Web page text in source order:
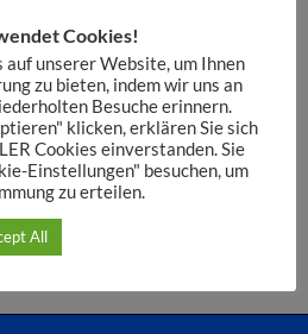
um einen Kommentar abzugeben.
um Spam zu reduzieren.
verarbeitet werden.
Cookies!
unserer Website, um Ihnen
zu bieten, indem wir uns an
Besuche erinnern.
klicken, erklären Sie sich
Cookies einverstanden. Sie
Einstellungen" besuchen, um
zu erteilen.
All